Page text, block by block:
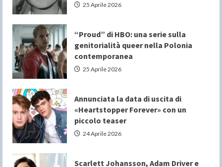
25 Aprile 2026
“Proud” di HBO: una serie sulla
genitorialità queer nella Polonia
contemporanea
25 Aprile 2026
Annunciata la data di uscita di
«Heartstopper Forever» con un
piccolo teaser
24 Aprile 2026
Scarlett Johansson, Adam Driver e